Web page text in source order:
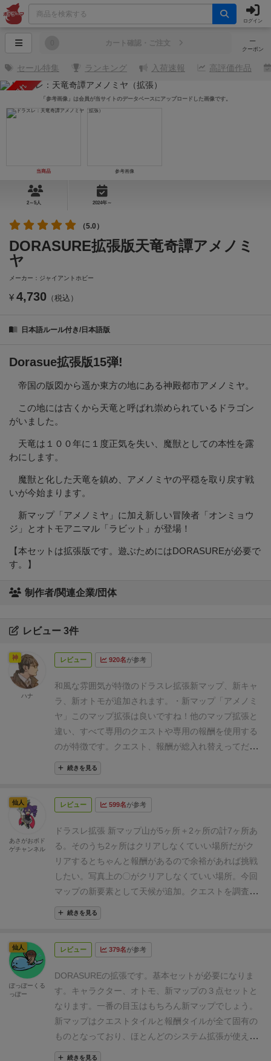
ログイン
─
クーポン
カート確認・ご注文
セール特集 ランキング 入荷速報 高評価作品
売り切れ
当商品 参考画像
「参考画像」は会員が当サイトのデータベースにアップロードした画像です。
2～5人 2024年～
（5.0）
DORASURE拡張版天竜奇譚アメノミ
ヤ
メーカー：ジャイアントホビー
¥ 4,730 （税込）
日本語ルール付き/日本語版
Dorasue拡張版15弾!
帝国の版図から遥か東方の地にある神殿都市アメノミヤ。
この地には古くから天竜と呼ばれ崇められているドラゴン
がいました。
天竜は１００年に１度正気を失い、魔獣としての本性を露
わにします。
魔獣と化した天竜を鎮め、アメノミヤの平穏を取り戻す戦
いが今始まります。
新マップ「アメノミヤ」に加え新しい冒険者「オンミョウ
ジ」とオトモアニマル「ラビット」が登場！
【本セットは拡張版です。遊ぶためにはDORASUREが必要で
す。】
制作者/関連企業/団体
レビュー 3件
レビュー 920名が参考
和風な雰囲気が特徴のドラスレ拡張新マップ、新キャ
ラ、新オトモが追加されます。
・新マップ「アメノミ
ヤ」
このマップ拡張は良いですね！他のマップ拡張と
違い、すべて専用のクエストや専用の報酬を使用する
のが特徴です。クエスト、報酬が総入れ替えってだけ
でもかなり新鮮な気がしますし、内容が和の世界観を
表現してくれるのも良いところ。
ないですし、ジェメオスほど理不尽な難易度でもない
す(勝てるかは別問題)。変なクセがなく雰囲気がかな
り変わるので、最初のマップ拡張として断トツでオス
スメ。
・新キャラ「オンミョウジ」 サポートキャラ。
冒険フェイズでは仲間のクエスト挑戦を遠隔サポート
し、決戦フェイズではドラゴンランページを少しだけ
弱体化可能となかなか便利な能力。さすが最新キャラ
周りを火力キャラで固めて冒険のサポートに徹する
か、オトモのハウンドを連れていくのがよさそうで
す。・新オトモ「ラビット」もう完全に出ないと思っ
ていたオトモの新キャラ！出ただけでも嬉しいです！
能力的にはこちらもサポート。運を操り、ダイスを振
り直させてくれます。最後まで育てるとハンターの
「ヴェノムバレット」と同じ能力(ダイス目1つを6に変
更)を追加してくれるので十分強力。育てる価値ありで
続きを見る
神
ハナ
レビュー 599名が参考
ドラスレ拡張 新マップ山が5ヶ所＋2ヶ所の計7ヶ所あ
る。そのうち2ヶ所はクリアしなくていい場所だがク
リアするとちゃんと報酬があるので余裕があれば挑戦
したい。 写真上の〇がクリアしなくていい場所。 今回
マップの新要素として天候が追加。クエストを調査し
た際に雨マークがあると天候が大雨になり、移動に必
要な出目が高くなる。(森が出目6でしか入れなくなる
なく、ドラゴンを鎮める事で、内容は変わらないけ
す。(いいドラゴンだけど暴れてしまっているらしい)
また、新アクションとしてカナトコ村での専用アクシ
ョン「武具鍛錬」があり、これは1キャラにつき2個本
来のリソースとは別に専用のリソースを獲得できると
いうもの。
これがありがたい。ただし、この村…水没
します。また、マップには湖というマスがあって、こ
続きを見る
仙人
あさがおボド
ゲチャンネル
レビュー 379名が参考
DORASUREの拡張です。基本セットが必要になりま
す。
キャラクター、オトモ、新マップの３点セットと
なります。一番の目玉はもちろん新マップでしょう。
新マップはクエストタイルと報酬タイルが全て固有の
ものとなっており、ほとんどのシステム拡張が使えな
くなっています。
続きを見る
仙人
ぽっぽーくる
っぽー